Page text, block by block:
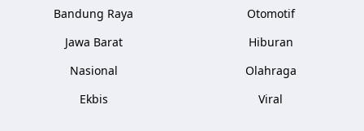
Bandung Raya
Jawa Barat
Nasional
Ekbis
Otomotif
Hiburan
Olahraga
Viral